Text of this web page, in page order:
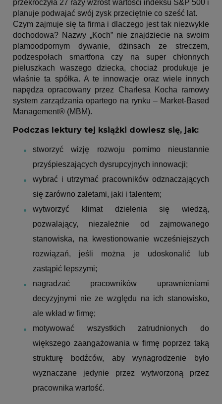
przekroczyła 27 razy wzrost wartości indeksu S&P 500 i
planuje podwajać swój zysk przeciętnie co sześć lat.
Czym zajmuje się ta firma i dlaczego jest tak niezwykle
dochodowa? Nazwy „Koch” nie znajdziecie na swoim
plamoodpornym dywanie, dżinsach ze streczem,
podzespołach smartfona czy na super chłonnych
pieluszkach waszego dziecka, chociaż produkuje je
właśnie ta spółka. A te innowacje oraz wiele innych
napędza opracowany przez Charlesa Kocha ramowy
system zarządzania opartego na rynku – Market-Based
Management® (MBM).
Podczas lektury tej książki dowiesz się, jak:
stworzyć wizję rozwoju pomimo nieustannie
przyśpieszających dysrupcyjnych innowacji;
wybrać i utrzymać pracowników odznaczających
się zarówno zaletami, jaki i talentem;
wytworzyć klimat dzielenia się wiedzą,
pozwalający, niezależnie od zajmowanego
stanowiska, na kwestionowanie wcześniejszych
rozwiązań, jeśli można je udoskonalić lub
zastąpić lepszymi;
nagradzać pracowników uprawnieniami
decyzyjnymi nie ze względu na ich stanowisko,
ale wkład w firmę;
motywować wszystkich zatrudnionych do
większego zaangażowania w firmę poprzez taką
strukturę bodźców, aby wynagrodzenie było
wyznaczane jedynie przez wytworzoną przez
pracownika wartość.